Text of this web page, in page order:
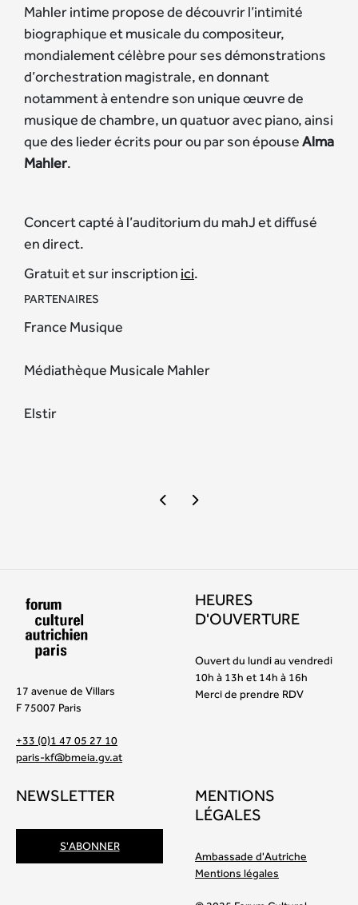
Mahler intime propose de découvrir l’intimité
biographique et musicale du compositeur,
mondialement célèbre pour ses démonstrations
d’orchestration magistrale, en donnant
notamment à entendre son unique œuvre de
musique de chambre, un quatuor avec piano, ainsi
que des lieder écrits pour ou par son épouseAlma
Mahler.
Concert capté à l’auditorium du mahJ et diffusé
en direct.
Gratuit et sur inscription ici.
PARTENAIRES
France Musique
Médiathèque Musicale Mahler
Elstir
17 avenue de Villars
F 75007 Paris
+33 (0)1 47 05 27 10
paris-kf@bmeia.gv.at
HEURES
D'OUVERTURE
Ouvert du lundi au vendredi
10h à 13h et 14h à 16h
Merci de prendre RDV
NEWSLETTER
S'ABONNER
MENTIONS
LÉGALES
Ambassade d'Autriche
Mentions légales